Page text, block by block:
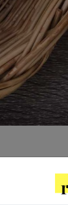
se plaçant
Déjà
fruit, de ses